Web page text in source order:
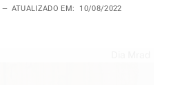
ATUALIZADO EM:
10/08/2022